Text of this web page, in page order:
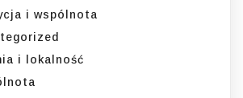
i wspólnota
i lokalność